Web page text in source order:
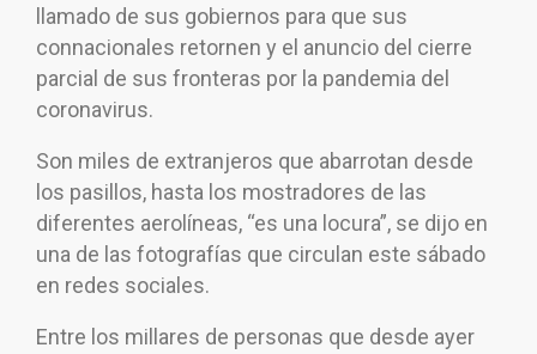
llamado de sus gobiernos para que sus
connacionales retornen y el anuncio del cierre
parcial de sus fronteras por la pandemia del
coronavirus.
Son miles de extranjeros que abarrotan desde
los pasillos, hasta los mostradores de las
diferentes aerolíneas, “es una locura”, se dijo en
una de las fotografías que circulan este sábado
en redes sociales.
Entre los millares de personas que desde ayer